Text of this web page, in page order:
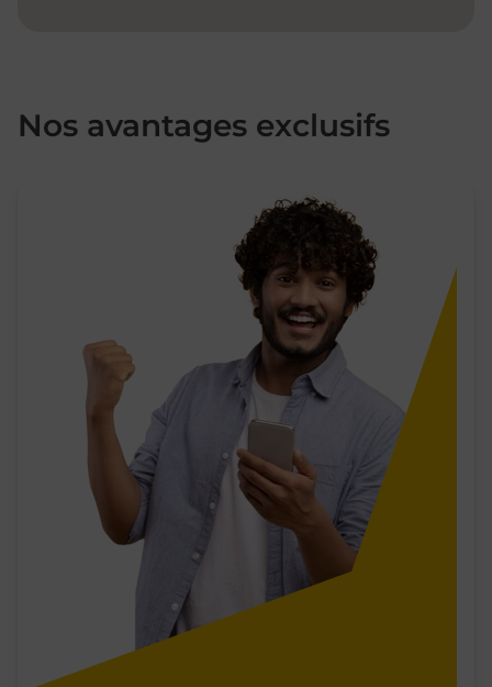
Nos avantages exclusifs